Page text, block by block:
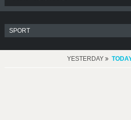
YESTERDAY